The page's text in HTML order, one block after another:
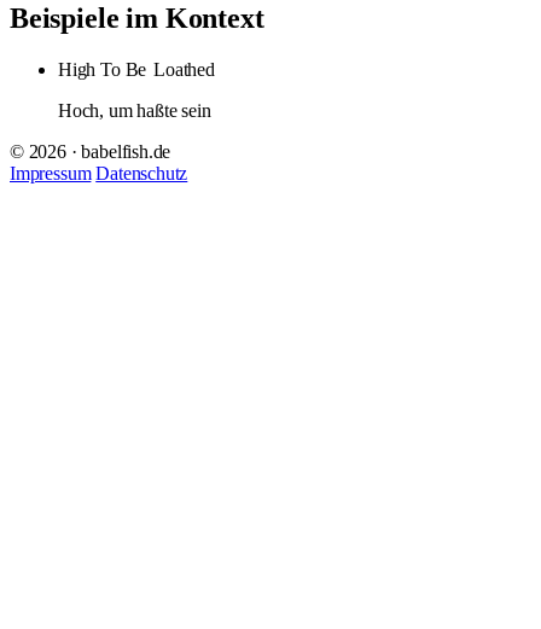
Beispiele im Kontext
High To Be Loathed
Hoch, um haßte sein
© 2026 · babelfish.de
Impressum Datenschutz